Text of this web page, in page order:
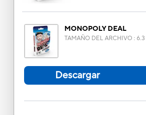
MONOPOLY DEAL
TAMAÑO DEL ARCHIVO:
Descargar